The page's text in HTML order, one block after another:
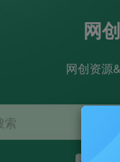
网
网创资源
索